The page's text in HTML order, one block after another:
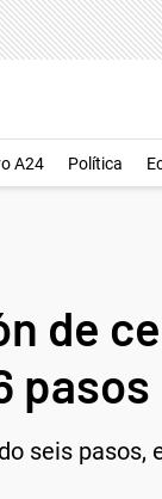
A24 Política
de
pasos
seis